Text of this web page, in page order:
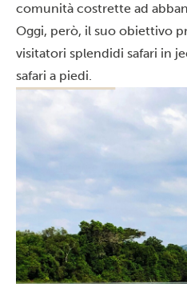
comunità costrette ad
Oggi, però, il suo obiettivo
visitatori splendidi safari in
safari a piedi.